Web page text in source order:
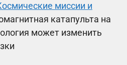
миссии и
катапульта на
может изменить